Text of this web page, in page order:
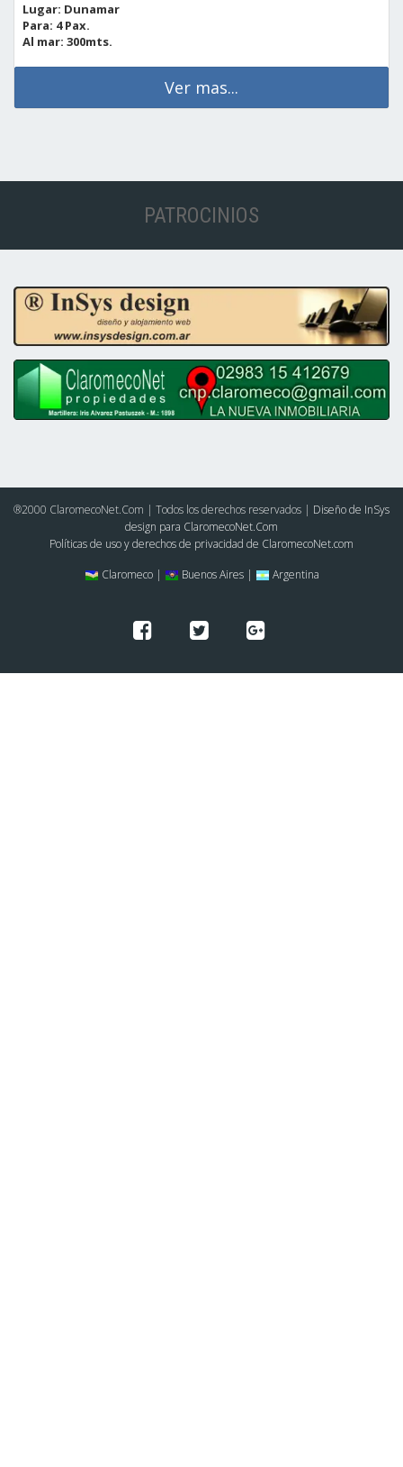
Lugar: Dunamar
Para: 4 Pax.
Al mar: 300mts.
Ver mas...
PATROCINIOS
®2000 ClaromecoNet.Com | Todos los derechos reservados | Diseño de InSys
design para ClaromecoNet.Com
Políticas de uso y derechos de privacidad de ClaromecoNet.com
Claromeco |
Buenos Aires | Argentina